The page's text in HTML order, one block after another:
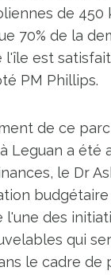
de 450
70% de la
est
PM Phillips.
de ce
Leguan a été
le Dr
budgétaire
l'une des
qui
le cadre de